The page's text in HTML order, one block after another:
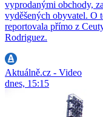
vyprodanými obchody,
vyděšených obyvatel. O
reportovala přímo z
Rodriguez.
Aktuálně.cz - Video
dnes, 15:15